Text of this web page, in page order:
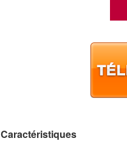
Caractéristiques